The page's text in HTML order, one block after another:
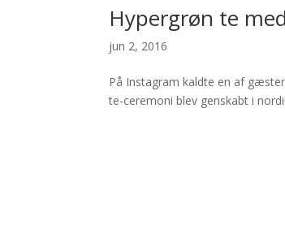
Hypergrøn te
jun 2, 2016
På Instagram kaldte en af
te-ceremoni blev genskabt i